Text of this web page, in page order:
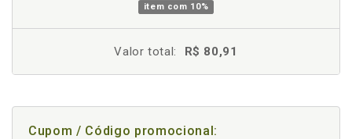
item com 10%
Valor total: R$ 80,91
Cupom / Código promocional: